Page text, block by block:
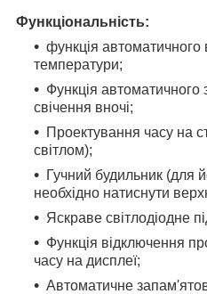
Функціональність:
функція
температури;
Функція
свічення вночі;
Проектування часу на
світлом);
Гучний будильник (для
необхідно натиснути
Яскраве світлодіодне
Функція відключення
часу на дисплеї;
Автоматичне